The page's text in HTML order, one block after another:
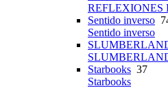
REFLEXIONES
Sentido inverso
Sentido inverso
Starbooks 37
Starbooks